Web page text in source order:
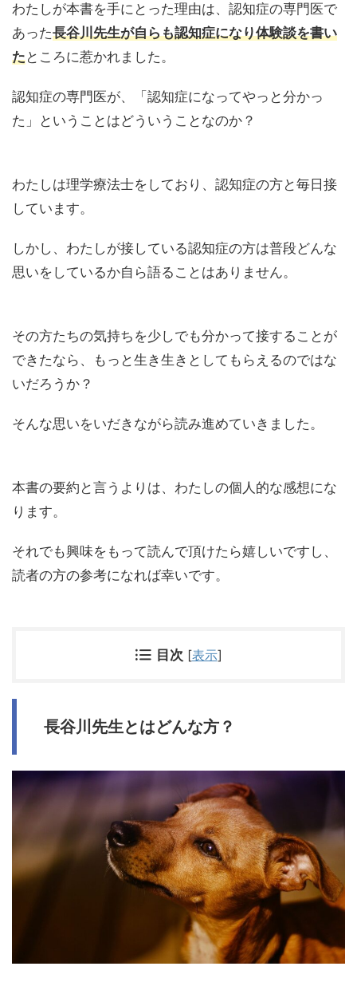
わたしが本書を手にとった理由は、認知症の専門医で
あった長谷川先生が自らも認知症になり体験談を書い
たところに惹かれました。
認知症の専門医が、「認知症になってやっと分かっ
た」ということはどういうことなのか？
わたしは理学療法士をしており、認知症の方と毎日接
しています。
しかし、わたしが接している認知症の方は普段どんな
思いをしているか自ら語ることはありません。
その方たちの気持ちを少しでも分かって接することが
できたなら、もっと生き生きとしてもらえるのではな
いだろうか？
そんな思いをいだきながら読み進めていきました。
本書の要約と言うよりは、わたしの個人的な感想にな
ります。
それでも興味をもって読んで頂けたら嬉しいですし、
読者の方の参考になれば幸いです。
目次 [表示]
長谷川先生とはどんな方？